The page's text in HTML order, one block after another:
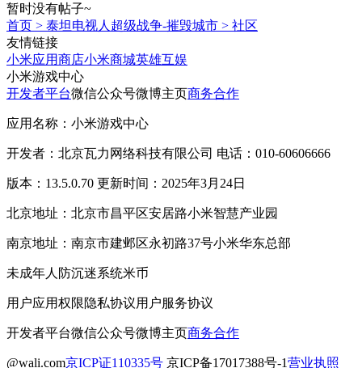
暂时没有帖子~
首页 > 泰坦电视人超级战争-摧毁城市 > 社区
友情链接
小米应用商店小米商城英雄互娱
小米游戏中心
开发者平台微信公众号微博主页商务合作
应用名称：小米游戏中心
开发者：北京瓦力网络科技有限公司 电话：010-60606666
版本：13.5.0.70 更新时间：2025年3月24日
北京地址：北京市昌平区安居路小米智慧产业园
南京地址：南京市建邺区永初路37号小米华东总部
未成年人防沉迷系统米币
用户应用权限隐私协议用户服务协议
开发者平台微信公众号微博主页商务合作
@wali.com京ICP证110335号 京ICP备17017388号-1营业执照